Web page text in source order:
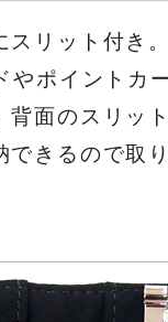
スリット付き
やポイントカ
背面のスリッ
できるので取